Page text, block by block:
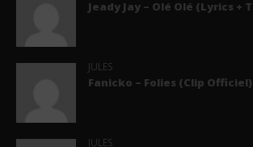
Jeady Jay – Olé Olé (Lyrics +
JULES
Fanicko – Folies (Clip Officiel)
JULES